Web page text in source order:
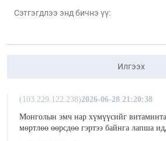
Илгээх
(103.229.122.238)2026-06-28 21:20:38
Монголын эмч нар хүмүүсийг
мөртлөө өөрсдөө гэртээ байнга лапша